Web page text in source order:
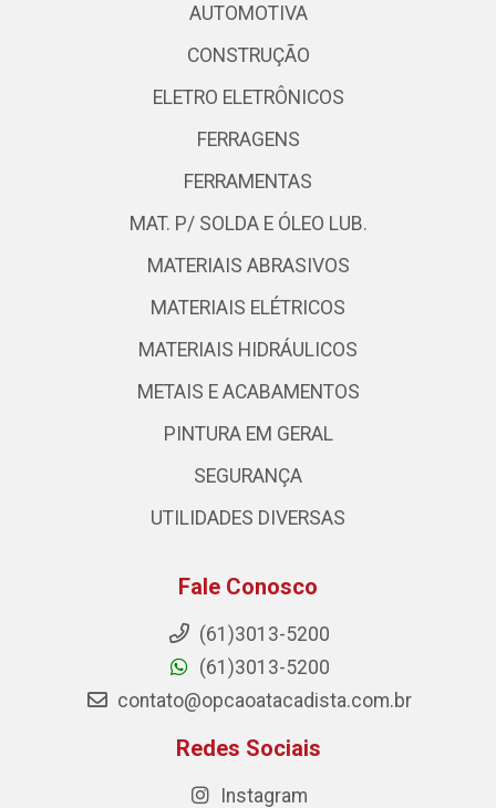
AUTOMOTIVA
CONSTRUÇÃO
ELETRO ELETRÔNICOS
FERRAGENS
FERRAMENTAS
MAT. P/ SOLDA E ÓLEO LUB.
MATERIAIS ABRASIVOS
MATERIAIS ELÉTRICOS
MATERIAIS HIDRÁULICOS
METAIS E ACABAMENTOS
PINTURA EM GERAL
SEGURANÇA
UTILIDADES DIVERSAS
Fale Conosco
(61)3013-5200
(61)3013-5200
contato@opcaoatacadista.com.br
Redes Sociais
Instagram